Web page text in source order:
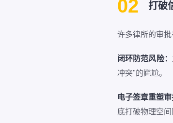
02 打破
许多律所的审
闭环防范风险：
冲突"的尴尬。
电子签章重塑审
底打破物理空间